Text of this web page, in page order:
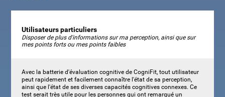
Utilisateurs particuliers
Disposer de plus d'informations sur ma perception, ainsi que sur
mes points forts ou mes points faibles
Avec la batterie d'évaluation cognitive de CogniFit, tout utilisateur
peut rapidement et facilement connaître l'état de sa perception,
ainsi que l'état de ses diverses capacités cognitives connexes. Ce
test serait très utile pour les personnes qui ont remarqué un